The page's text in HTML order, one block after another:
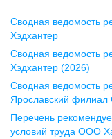
Воронеж
ул.
офис 1212
+7 473 280-05-05
pr@vrn.hh.ru
Сводная ведомость
Хэдхантер
Сводная ведомость
Хэдхантер (2026)
Сводная ведомость
Ярославский
Перечень
условий труда ООО